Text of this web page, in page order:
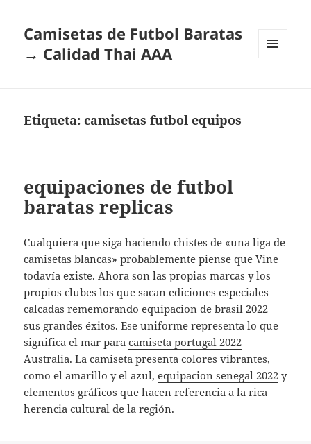
Camisetas de Futbol Baratas
→ Calidad Thai AAA
Etiqueta:camisetas futbol equipos
equipaciones de futbol
baratas replicas
Cualquiera que siga haciendo chistes de «una liga de
camisetas blancas» probablemente piense que Vine
todavía existe. Ahora son las propias marcas y los
propios clubes los que sacan ediciones especiales
calcadas rememorandoequipacion de brasil 2022
sus grandes éxitos. Ese uniforme representa lo que
significa el mar paracamiseta portugal 2022
Australia. La camiseta presenta colores vibrantes,
como el amarillo y el azul,equipacion senegal 2022 y
elementos gráficos que hacen referencia a la rica
herencia cultural de la región.